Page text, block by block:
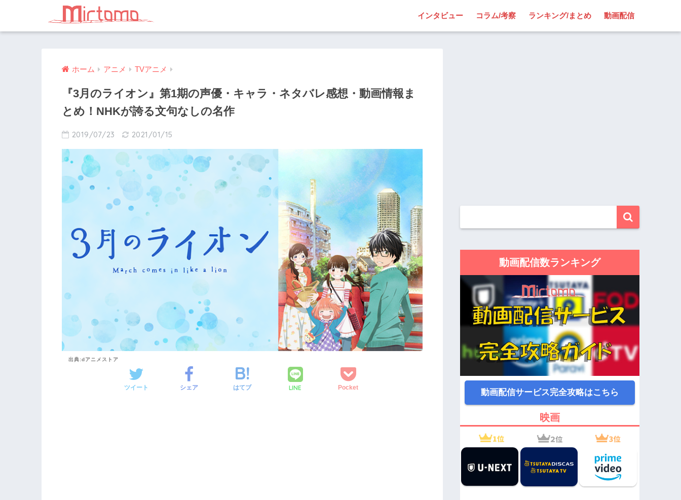
インタビュー コラム/考察 ランキング/まとめ 動画配信
ホーム アニメ TVアニメ
『3月のライオン』第1期の声優・キャラ・ネタバレ感想・動画情報ま
とめ！NHKが誇る文句なしの名作
2019/07/23 2021/01/15
出典:dアニメストア
ツイート シェア はてブ LINE Pocket
動画配信数ランキング
動画配信サービス完全攻略はこちら
映画